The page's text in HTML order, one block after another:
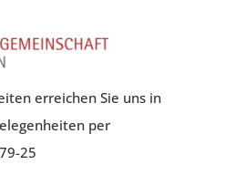
erreichen Sie uns in
per
25